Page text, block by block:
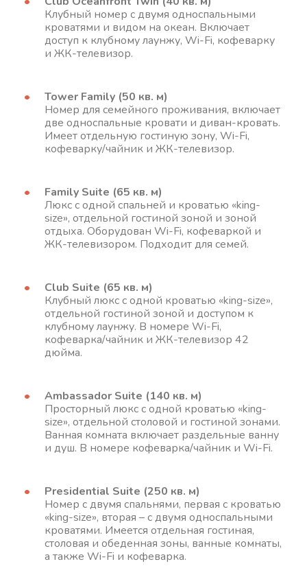
Клубный номер с двумя односпальными
кроватями и видом на океан. Включает
доступ к клубному лаунжу, Wi-Fi, кофеварку
и ЖК-телевизор.
Tower Family (50 кв. м)
Номер для семейного проживания, включает
две односпальные кровати и диван-кровать.
Имеет отдельную гостиную зону, Wi-Fi,
кофеварку/чайник и ЖК-телевизор.
Family Suite (65 кв. м)
Люкс с одной спальней и кроватью «king-
size», отдельной гостиной зоной и зоной
отдыха. Оборудован Wi-Fi, кофеваркой и
ЖК-телевизором. Подходит для семей.
Club Suite (65 кв. м)
Клубный люкс с одной кроватью «king-size»,
отдельной гостиной зоной и доступом к
клубному лаунжу. В номере Wi-Fi,
кофеварка/чайник и ЖК-телевизор 42
дюйма.
Ambassador Suite (140 кв. м)
Просторный люкс с одной кроватью «king-
size», отдельной столовой и гостиной зонами.
Ванная комната включает раздельные ванну
и душ. В номере кофеварка/чайник и Wi-Fi.
Presidential Suite (250 кв. м)
Номер с двумя спальнями, первая с кроватью
«king-size», вторая – с двумя односпальными
кроватями. Имеется отдельная гостиная,
столовая и обеденная зоны, ванные комнаты,
а также Wi-Fi и кофеварка.